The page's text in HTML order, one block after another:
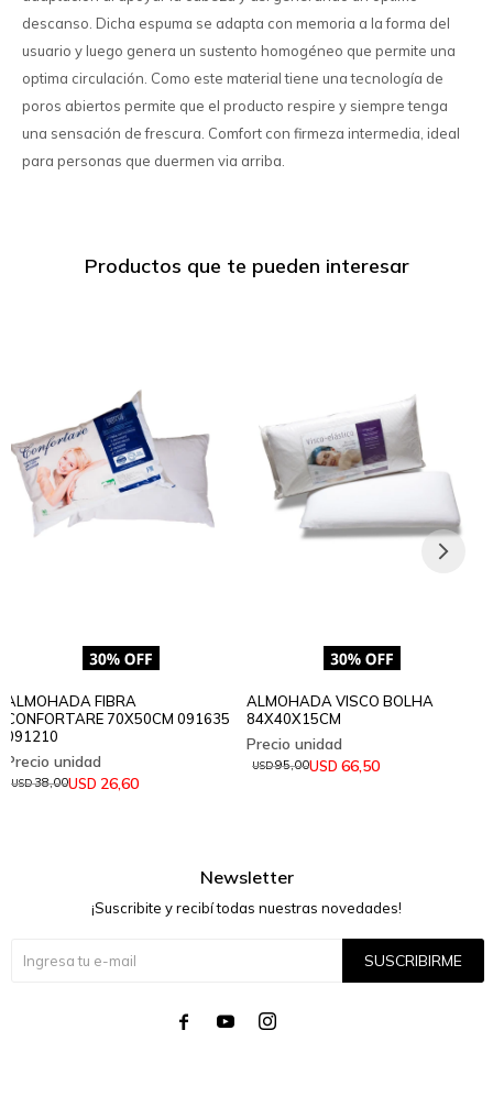
descanso. Dicha espuma se adapta con memoria a la forma del
usuario y luego genera un sustento homogéneo que permite una
optima circulación. Como este material tiene una tecnología de
poros abiertos permite que el producto respire y siempre tenga
una sensación de frescura. Comfort con firmeza intermedia, ideal
para personas que duermen via arriba.
Productos que te pueden interesar
ALMOHADA FIBRA
CONFORTARE 70X50CM 091635
091210
USD 26,60
USD38,00
ALMOHADA VISCO BOLHA
84X40X15CM
USD 66,50
USD95,00
Newsletter
¡Suscribite y recibí todas nuestras novedades!
SUSCRIBIRME
  